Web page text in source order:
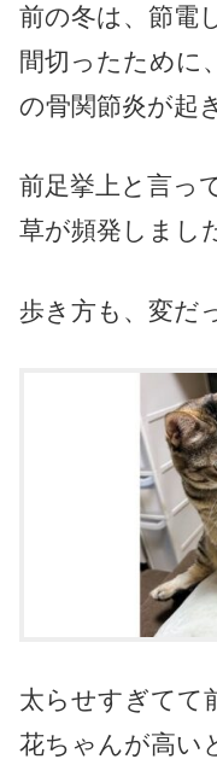
前の冬は、節電
間切ったために
の骨関節炎が起
前足挙上と言っ
草が頻発しまし
歩き方も、変だ
太らせすぎてて
花ちゃんが高い